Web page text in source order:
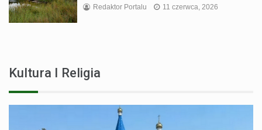
Redaktor Portalu 11 czerwca, 2026
Kultura I Religia